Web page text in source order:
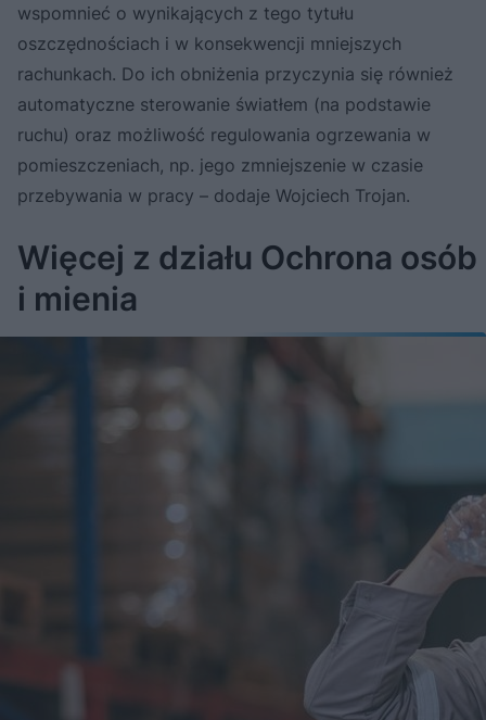
wspomnieć o wynikających z tego tytułu
oszczędnościach i w konsekwencji mniejszych
rachunkach. Do ich obniżenia przyczynia się również
automatyczne sterowanie światłem (na podstawie
ruchu) oraz możliwość regulowania ogrzewania w
pomieszczeniach, np. jego zmniejszenie w czasie
przebywania w pracy – dodaje Wojciech Trojan.
Więcej z działu Ochrona osób
i mienia